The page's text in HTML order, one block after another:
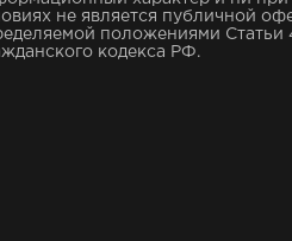
не является публичной
положениями Статьи
кодекса РФ.